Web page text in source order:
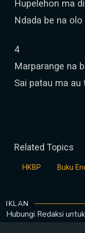
Hupelehon ma
Ndada be na
4
Marparange na
Sai patau ma au
Related Topics
HKBP Buku
IKLAN
Hubungi Redaksi untuk